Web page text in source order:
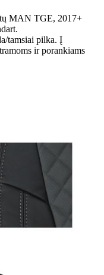
MAN TGE, 2017+
tamsiai pilka. Į
ir porankiams